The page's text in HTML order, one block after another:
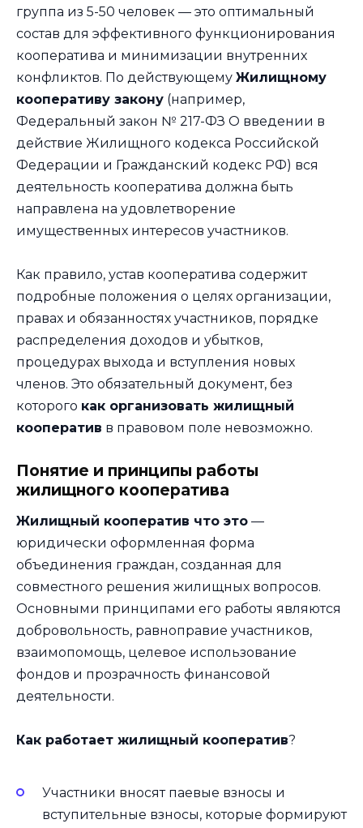
группа из 5-50 человек — это оптимальный
состав для эффективного функционирования
кооператива и минимизации внутренних
конфликтов. По действующему Жилищному
кооперативу закону (например,
Федеральный закон № 217-ФЗ О введении в
действие Жилищного кодекса Российской
Федерации и Гражданский кодекс РФ) вся
деятельность кооператива должна быть
направлена на удовлетворение
имущественных интересов участников.
Как правило, устав кооператива содержит
подробные положения о целях организации,
правах и обязанностях участников, порядке
распределения доходов и убытков,
процедурах выхода и вступления новых
членов. Это обязательный документ, без
которого как организовать жилищный
кооператив в правовом поле невозможно.
Понятие и принципы работы
жилищного кооператива
Жилищный кооператив что это —
юридически оформленная форма
объединения граждан, созданная для
совместного решения жилищных вопросов.
Основными принципами его работы являются
добровольность, равноправие участников,
взаимопомощь, целевое использование
фондов и прозрачность финансовой
деятельности.
Как работает жилищный кооператив?
Участники вносят паевые взносы и
вступительные взносы, которые формируют